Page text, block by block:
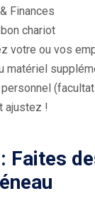
Finances
chariot
votre ou vos
matériel
personnel
ajustez !
Faites